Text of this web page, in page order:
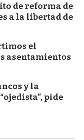
de reforma de
a la libertad de
el
asentamientos
y la
pide